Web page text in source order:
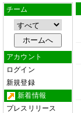
チーム
アカウント
ログイン
新規登録
新着情報
プレスリリース